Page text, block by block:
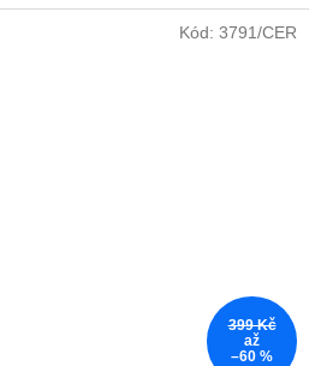
399 Kč
až
–60 %
Kód: 3791/CER